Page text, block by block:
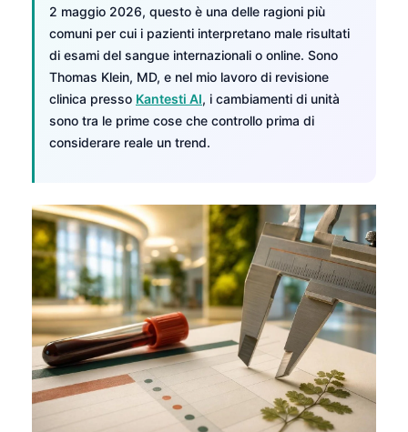
2 maggio 2026, questo è una delle ragioni più
comuni per cui i pazienti interpretano male risultati
di esami del sangue internazionali o online. Sono
Thomas Klein, MD, e nel mio lavoro di revisione
clinica presso Kantesti AI, i cambiamenti di unità
sono tra le prime cose che controllo prima di
considerare reale un trend.